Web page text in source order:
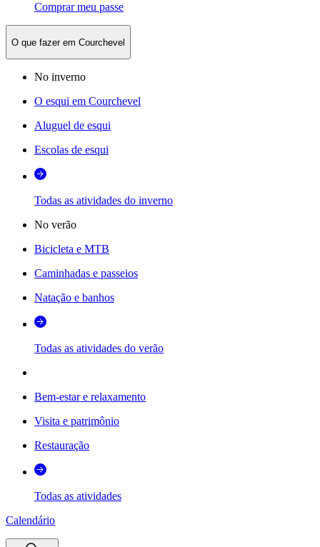
Comprar meu passe
O que fazer em Courchevel
No inverno
O esqui em Courchevel
Aluguel de esqui
Escolas de esqui
Todas as atividades do inverno
No verão
Bicicleta e MTB
Caminhadas e passeios
Natação e banhos
Todas as atividades do verão
Bem-estar e relaxamento
Visita e patrimônio
Restauração
Todas as atividades
Calendário